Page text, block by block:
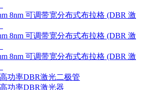
8nm 可调带宽分布式布拉格 (DBR 激
8nm 可调带宽分布式布拉格 (DBR 激
8nm 可调带宽分布式布拉格 (DBR 激
高功率DBR激光二极管
功率DBR激光器